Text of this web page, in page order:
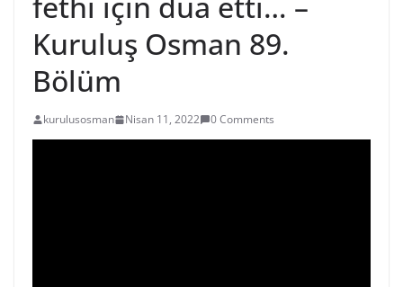
Kuruluş Osman 89.
Bölüm
kurulusosman Nisan 11, 2022 0 Comments